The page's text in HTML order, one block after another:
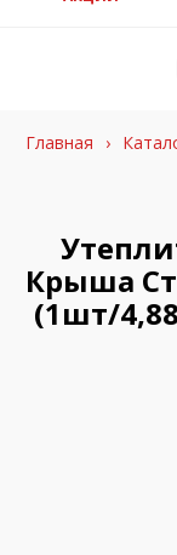
Главная ›
Крыша
(1шт/